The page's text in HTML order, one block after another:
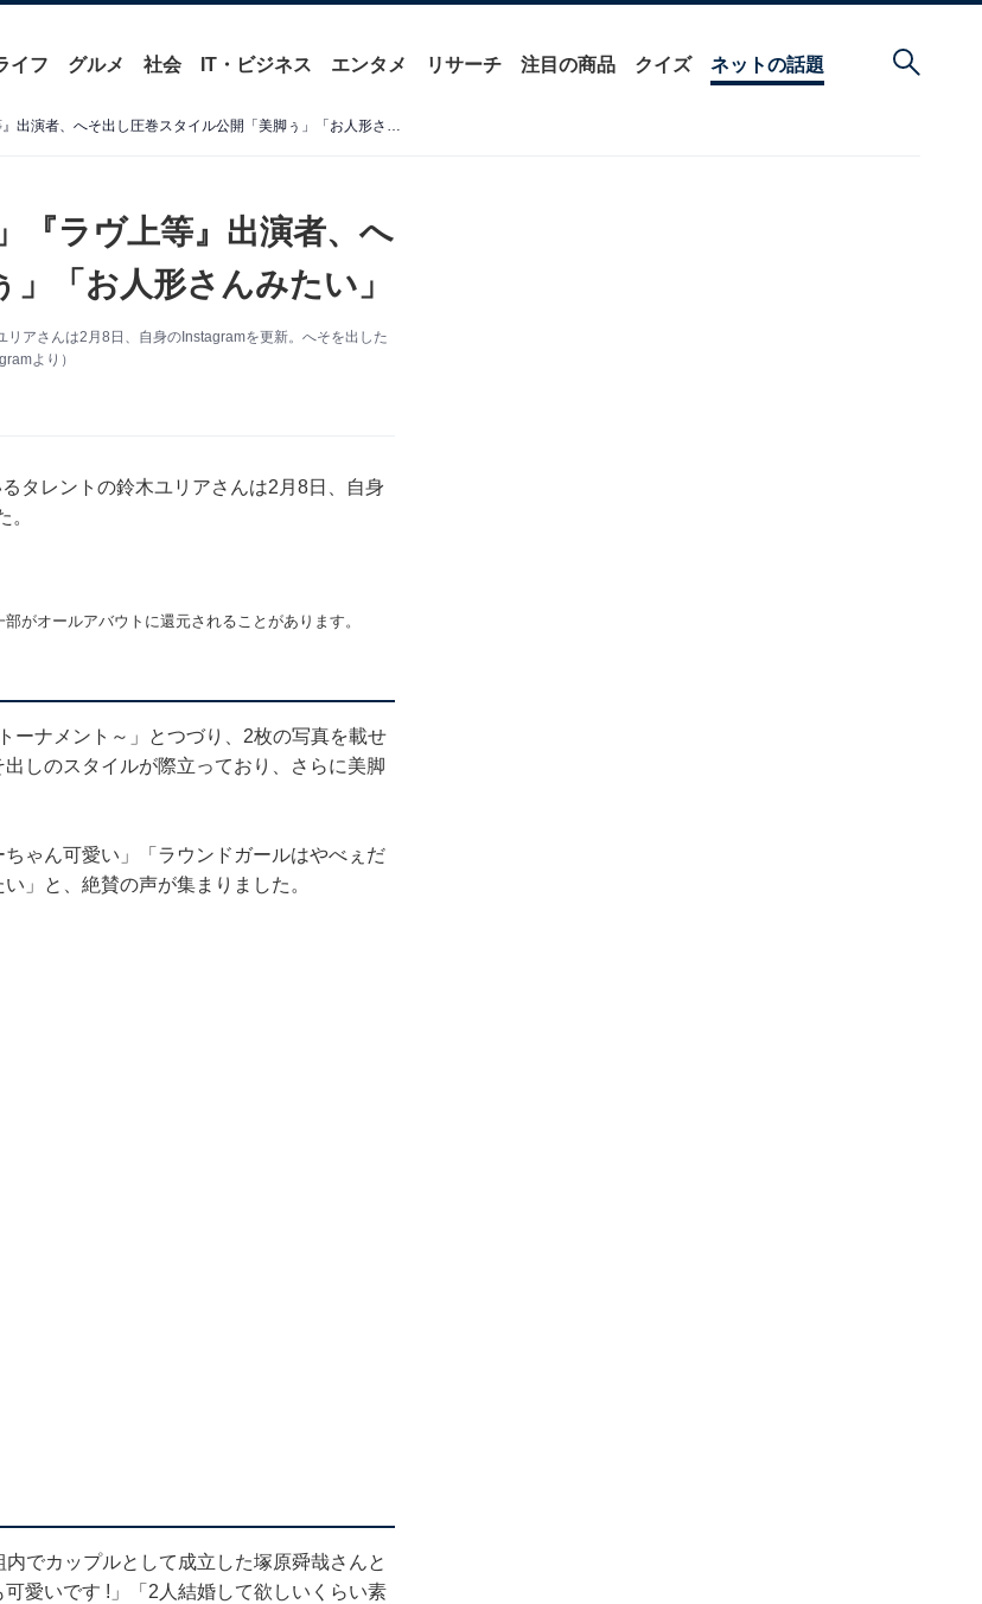
イフ グルメ 社会 IT・ビジネス エンタメ リサーチ 注目の商品 クイズ ネットの話題
「ラウンドガールはやべぇだろ」『ラヴ上等』出演者、へそ出し圧巻スタイル公開「美脚ぅ」「お人形さんみたい」
『ラヴ上等』出演者、へ
「お人形さんみたい」
アさんは2月8日、自身のInstagramを更新。へそを出した
より）
タレントの鈴木ユリアさんは2月8日、自身
がオールアバウトに還元されることがあります。
ーナメント～」とつづり、2枚の写真を載せ
しのスタイルが際立っており、さらに美脚
ゃん可愛い」「ラウンドガールはやべぇだ
」と、絶賛の声が集まりました。
でカップルとして成立した塚原舜哉さんと
愛いです !」「2人結婚して欲しいくらい素